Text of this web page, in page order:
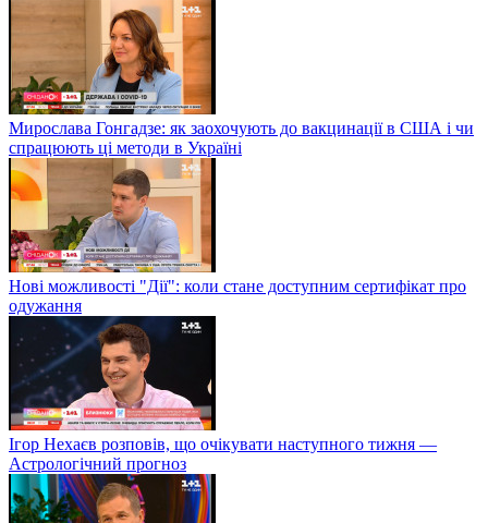
Мирослава Гонгадзе: як заохочують до вакцинації в США і чи
спрацюють ці методи в Україні
Нові можливості "Дії": коли стане доступним сертифікат про
одужання
Ігор Нехаєв розповів, що очікувати наступного тижня —
Астрологічний прогноз